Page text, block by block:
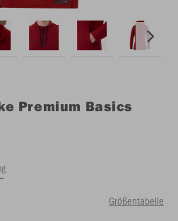
Premium Basics
Größentabelle